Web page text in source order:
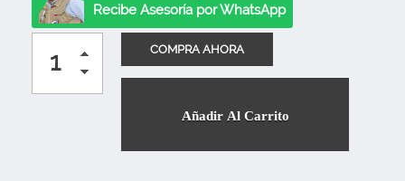
Recibe Asesoría por WhatsApp
Añadir Al Carrito